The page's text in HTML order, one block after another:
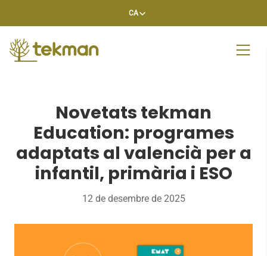
CA
Novetats tekman
Education: programes
adaptats al valencià per a
infantil, primària i ESO
12 de desembre de 2025